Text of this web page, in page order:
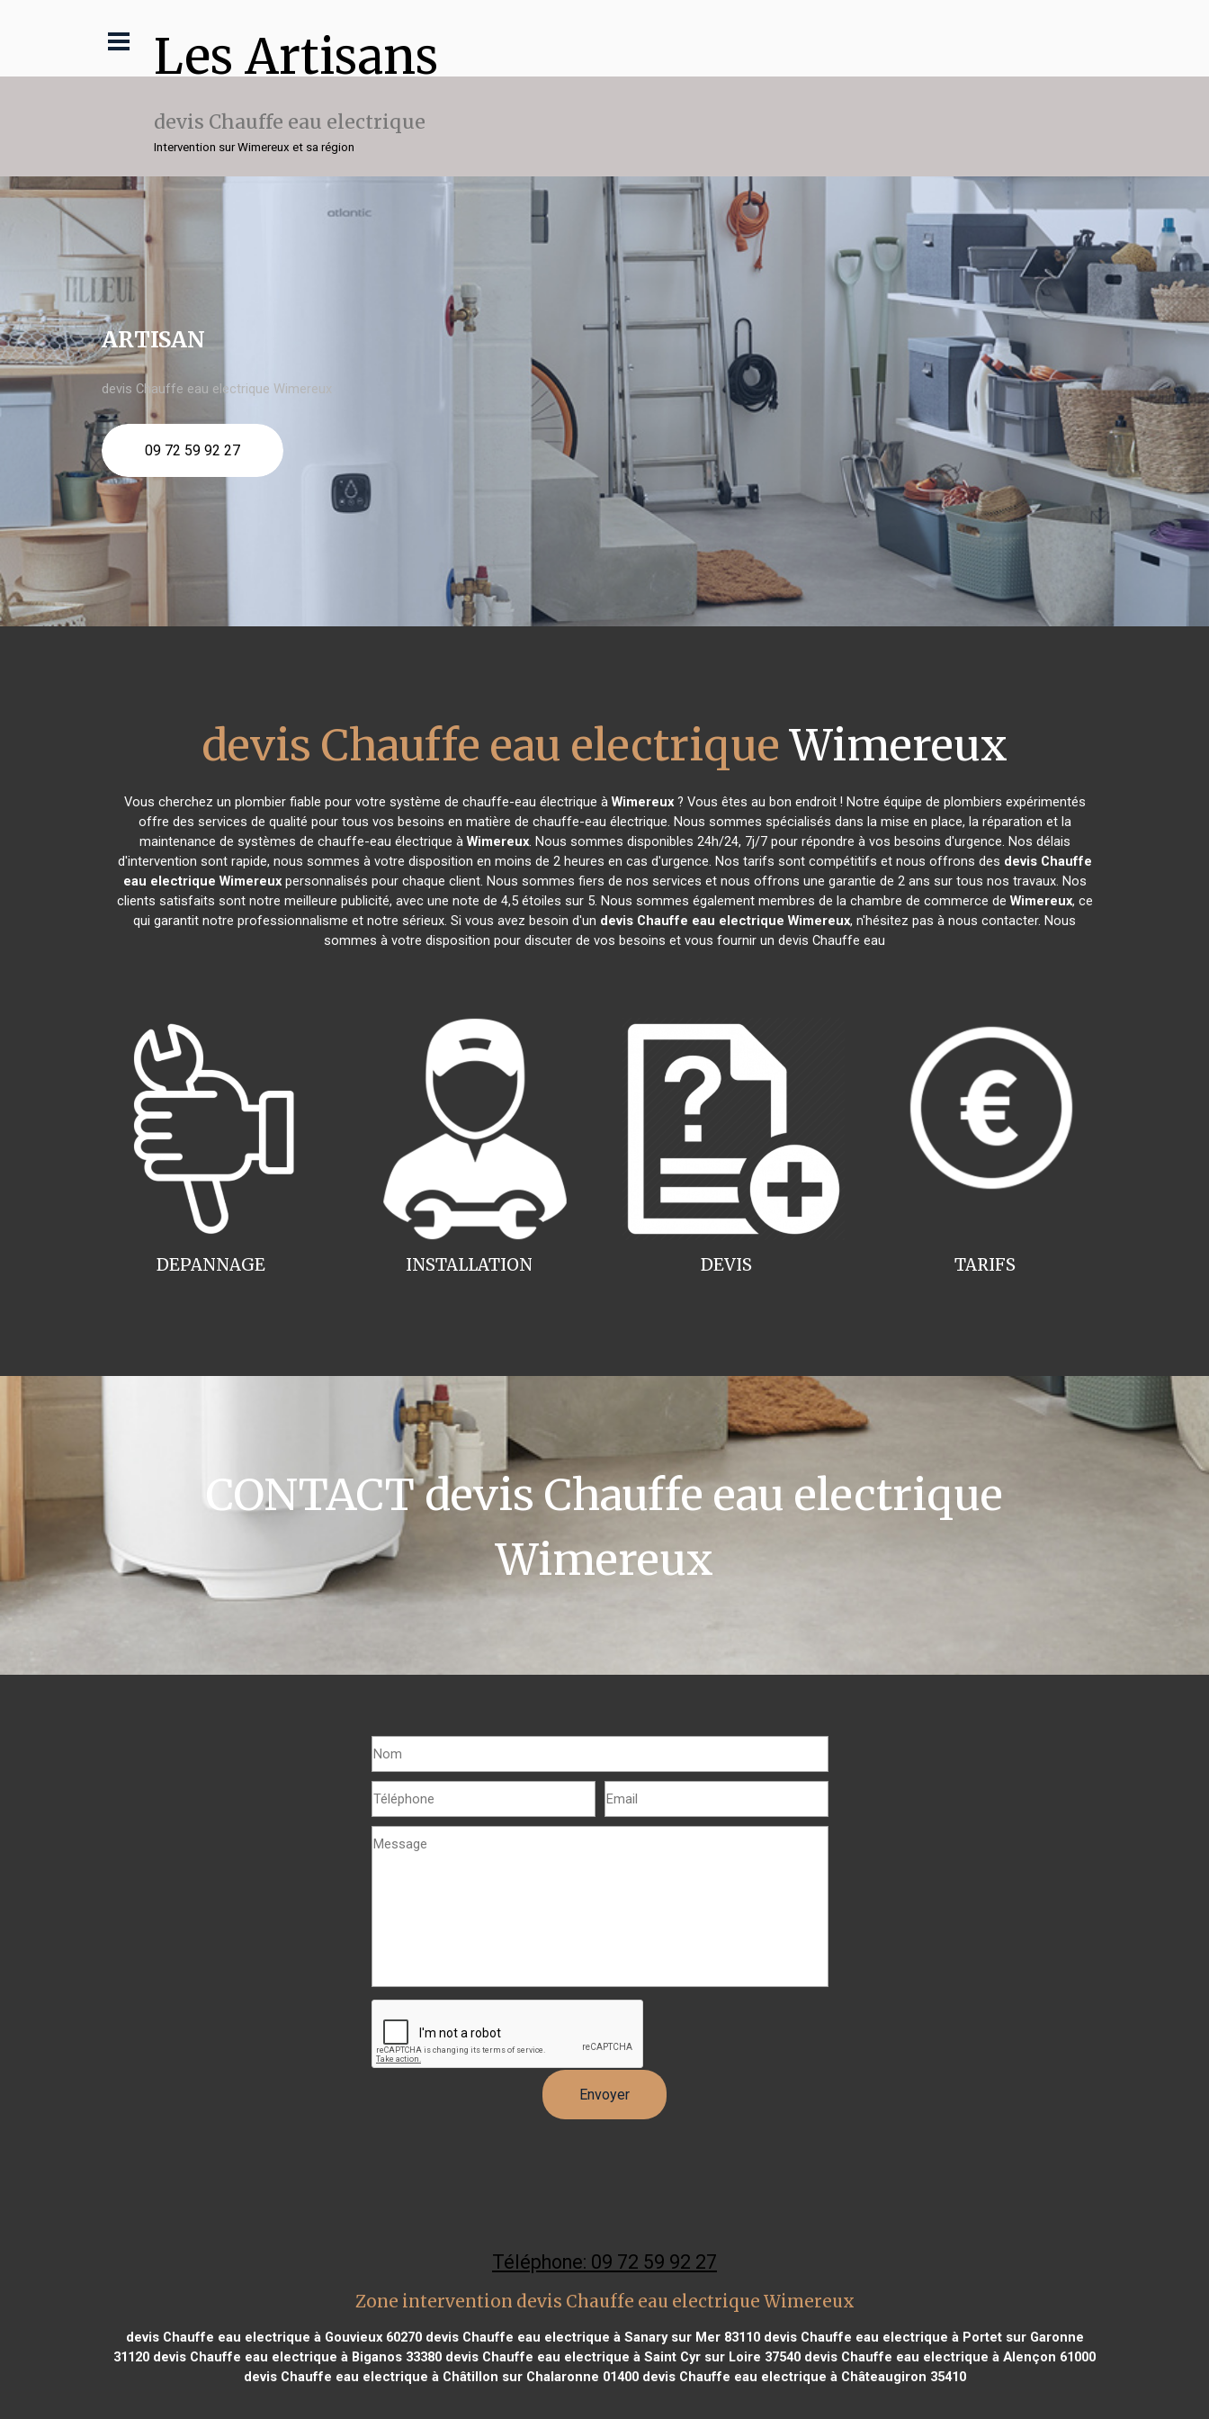
Les Artisans
devis Chauffe eau electrique
Intervention sur Wimereux et sa région
ARTISAN
devis Chauffe eau electrique Wimereux
09 72 59 92 27
devis Chauffe eau electrique Wimereux
Vous cherchez un plombier fiable pour votre système de chauffe-eau électrique à Wimereux? Vous êtes au bon endroit ! Notre équipe de plombiers expérimentés
offre des services de qualité pour tous vos besoins en matière de chauffe-eau électrique. Nous sommes spécialisés dans la mise en place, la réparation et la
maintenance de systèmes de chauffe-eau électrique à Wimereux. Nous sommes disponibles 24h/24, 7j/7 pour répondre à vos besoins d'urgence. Nos délais
d'intervention sont rapide, nous sommes à votre disposition en moins de 2 heures en cas d'urgence. Nos tarifs sont compétitifs et nous offrons des devis Chauffe
eau electrique Wimereuxpersonnalisés pour chaque client. Nous sommes fiers de nos services et nous offrons une garantie de 2 ans sur tous nos travaux. Nos
clients satisfaits sont notre meilleure publicité, avec une note de 4,5 étoiles sur 5. Nous sommes également membres de la chambre de commerce de Wimereux, ce
qui garantit notre professionnalisme et notre sérieux. Si vous avez besoin d'un devis Chauffe eau electrique Wimereux, n'hésitez pas à nous contacter. Nous
sommes à votre disposition pour discuter de vos besoins et vous fournir un devis Chauffe eau
INSTALLATION
DEPANNAGE TARIFS
DEVIS
CONTACT devis Chauffe eau electrique
Wimereux
Téléphone: 09 72 59 92 27
Zone intervention devis Chauffe eau electrique Wimereux
devis Chauffe eau electrique à Gouvieux 60270devis Chauffe eau electrique à Sanary sur Mer 83110devis Chauffe eau electrique à Portet sur Garonne
31120 devis Chauffe eau electrique à Biganos 33380 devis Chauffe eau electrique à Saint Cyr sur Loire 37540 devis Chauffe eau electrique à Alençon 61000
devis Chauffe eau electrique à Châtillon sur Chalaronne 01400devis Chauffe eau electrique à Châteaugiron 35410